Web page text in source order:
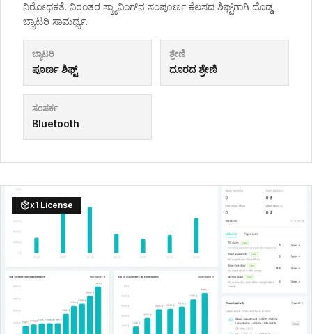
ನಿರೋಧಕತೆ. ನಿರಂತರ ಸ್ಕ್ಯಾನಿಂಗ್‌ನ ಸಂಪೂರ್ಣ ಕೆಲಸದ ಶಿಫ್ಟ್‌ಗಾಗಿ ದೊಡ್ಡ
ಬ್ಯಾಟರಿ ಸಾಮರ್ಥ್ಯ.
ಬ್ಯಾಟರಿ
ಪೂರ್ಣ ಶಿಫ್ಟ್
ಶ್ರೇಣಿ
ದೂರದ ಶ್ರೇಣಿ
ಸಂಪರ್ಕ
Bluetooth
x1 License